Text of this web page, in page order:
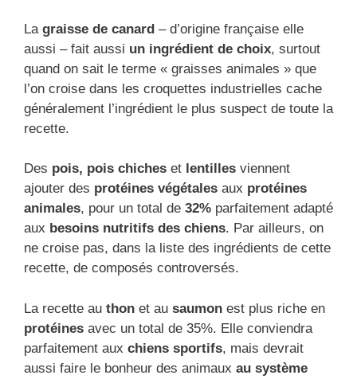
La graisse de canard – d’origine française elle
aussi – fait aussi un ingrédient de choix, surtout
quand on sait le terme « graisses animales » que
l’on croise dans les croquettes industrielles cache
généralement l’ingrédient le plus suspect de toute la
recette.
Des pois, pois chiches et lentilles viennent
ajouter des protéines végétales aux protéines
animales, pour un total de 32% parfaitement adapté
aux besoins nutritifs des chiens. Par ailleurs, on
ne croise pas, dans la liste des ingrédients de cette
recette, de composés controversés.
La recette au thon et au saumon est plus riche en
protéines avec un total de 35%. Elle conviendra
parfaitement aux chiens sportifs, mais devrait
aussi faire le bonheur des animaux au système